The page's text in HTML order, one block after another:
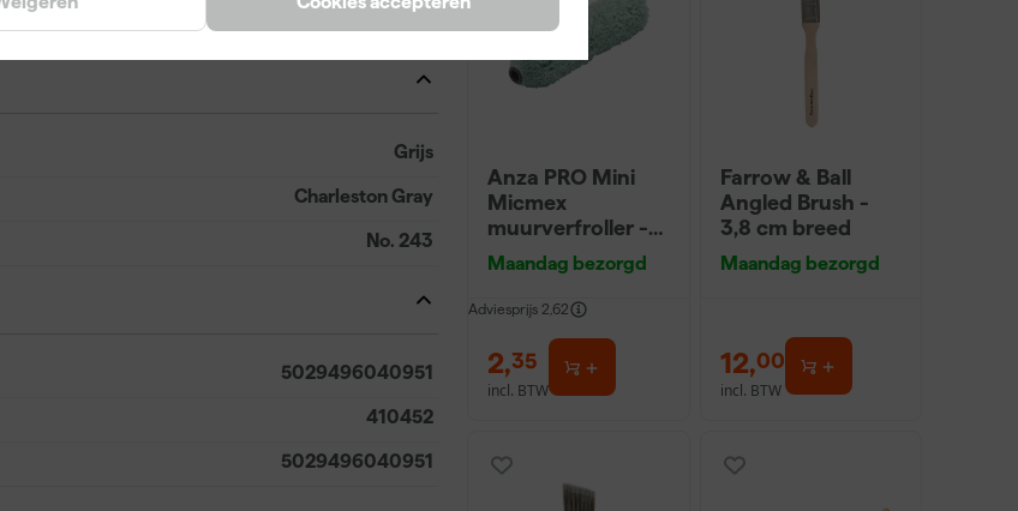
Grijs
Charleston Gray
No. 243
5029496040951
410452
5029496040951
Anza PRO Mini
Micmex
muurverfroller -
10cm
Maandag bezorgd
Adviesprijs 2,62
2,35
incl. BTW
Farrow & Ball
Angled Brush -
3,8 cm breed
Maandag bezorgd
12,00
incl. BTW